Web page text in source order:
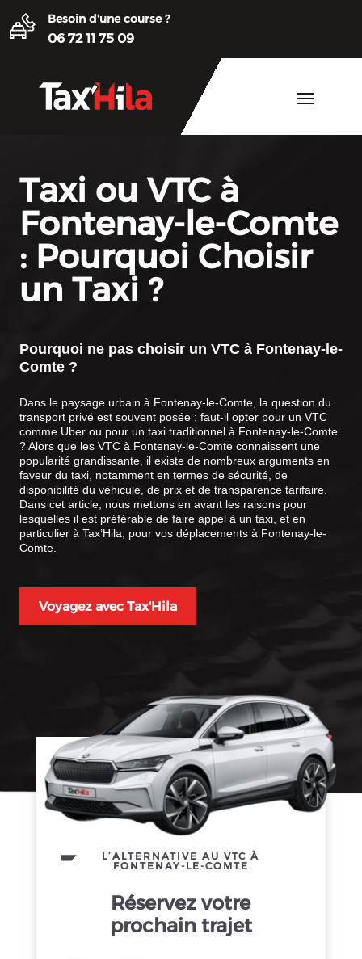
Besoin d'une course ?
06 72 11 75 09
Taxi ou VTC à
Fontenay-le-Comte
: Pourquoi Choisir
un Taxi ?
Pourquoi ne pas choisir un VTC à Fontenay-le-
Comte ?
Dans le paysage urbain à Fontenay-le-Comte, la question du
transport privé est souvent posée : faut-il opter pour un VTC
comme Uber ou pour un taxi traditionnel à Fontenay-le-Comte
? Alors que les VTC à Fontenay-le-Comte connaissent une
popularité grandissante, il existe de nombreux arguments en
faveur du taxi, notamment en termes de sécurité, de
disponibilité du véhicule, de prix et de transparence tarifaire.
Dans cet article, nous mettons en avant les raisons pour
lesquelles il est préférable de faire appel à un taxi, et en
particulier à Tax’Hila, pour vos déplacements à Fontenay-le-
Comte.
Voyagez avec Tax'Hila
L’ALTERNATIVE AU VTC À
FONTENAY-LE-COMTE
Réservez votre
prochain trajet